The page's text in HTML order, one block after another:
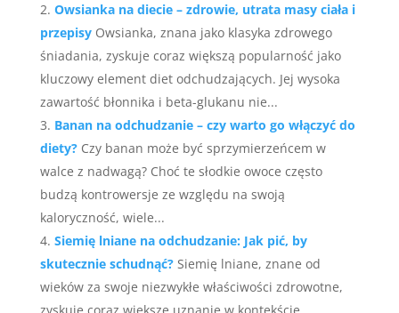
Owsianka na diecie – zdrowie, utrata masy ciała i
przepisy Owsianka, znana jako klasyka zdrowego
śniadania, zyskuje coraz większą popularność jako
kluczowy element diet odchudzających. Jej wysoka
zawartość błonnika i beta-glukanu nie...
Banan na odchudzanie – czy warto go włączyć do
diety? Czy banan może być sprzymierzeńcem w
walce z nadwagą? Choć te słodkie owoce często
budzą kontrowersje ze względu na swoją
kaloryczność, wiele...
Siemię lniane na odchudzanie: Jak pić, by
skutecznie schudnąć? Siemię lniane, znane od
wieków za swoje niezwykłe właściwości zdrowotne,